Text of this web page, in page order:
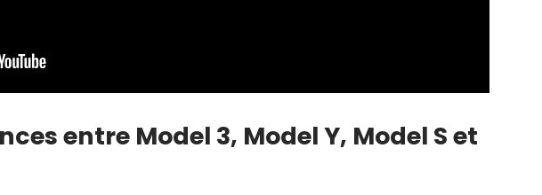
entre Model 3, Model Y, Model S et